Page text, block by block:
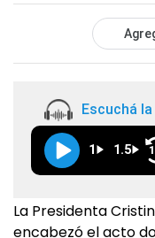
Escuchá
1 1.5
La Presidenta
encabezó el acto